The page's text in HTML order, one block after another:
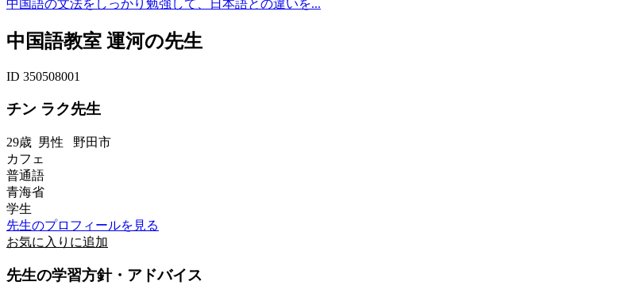
中国語の文法をしっかり勉強して、日本語との違いを...
中国語教室 運河の先生
ID 350508001
チン ラク先生
29歳 男性 野田市
カフェ
普通語
青海省
学生
先生のプロフィールを見る
お気に入りに追加
先生の学習方針・アドバイス